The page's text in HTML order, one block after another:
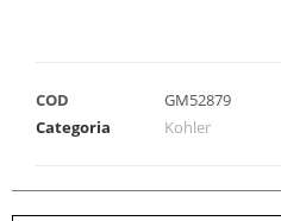
COD
GM52879
Categoria
Kohler